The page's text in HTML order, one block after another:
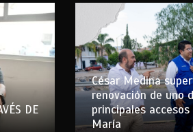
DE
César Medina
renovación de uno
principales accesos
María